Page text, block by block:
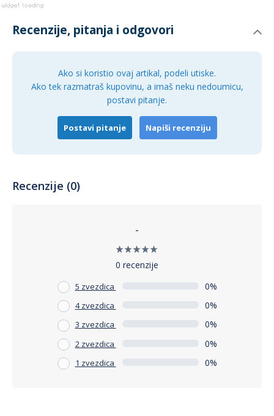
Recenzije, pitanja i odgovori
Ako si koristio ovaj artikal, podeli utiske.
Ako tek razmatraš kupovinu, a imaš neku nedoumicu,
postavi pitanje.
Postavi pitanje Napiši recenziju
Recenzije (0)
-
0 recenzije
5 zvezdica 0%
4 zvezdica 0%
3 zvezdica 0%
2 zvezdica 0%
1 zvezdica 0%